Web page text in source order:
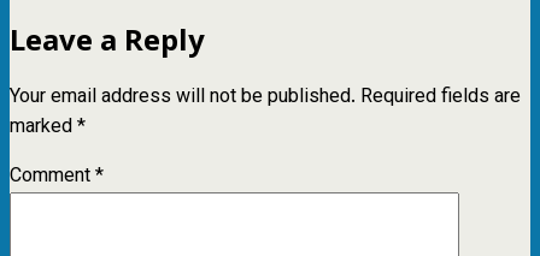
Leave a Reply
Your email address will not be published. Required fields are
marked*
Comment*